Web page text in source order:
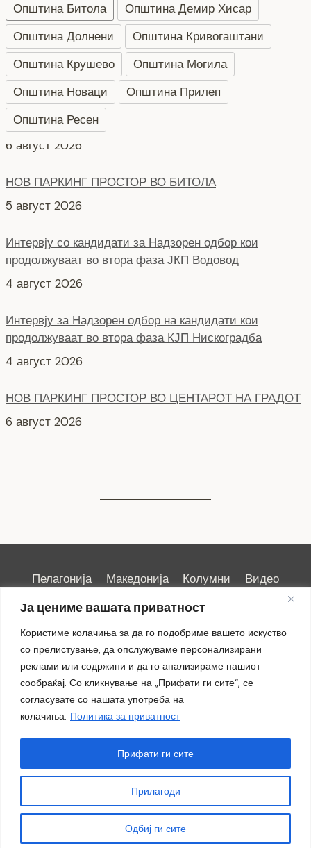
Ја цениме вашата приватност
Користиме колачиња за да го подобриме вашето искуство
со прелистување, да опслужуваме персонализирани
реклами или содржини и да го анализираме нашиот
сообраќај. Со кликнување на „Прифати ги сите“, се
согласувате со нашата употреба на
колачиња. Политика за приватност
Прилагоди
Одбиј ги сите
Прифати ги сите
Општина Битола
Општина Демир Хисар
Општина Долнени
Општина Кривогаштани
Општина Крушево
Општина Могила
Општина Новаци
Општина Прилеп
Општина Ресен
НОВ ПАРКИНГ ПРОСТОР ВО БИТОЛА
5 август 2026
Интервју со кандидати за Надзорен одбор кои
4 август 2026
Интервју за Надзорен одбор на кандидати кои
4 август 2026
НОВ ПАРКИНГ ПРОСТОР ВО ЦЕНТАРОТ НА ГРАДОТ
6 август 2026
СЕ АСФАЛТИРА УЛИЦАТА „КОЗАРА“
Пелагонија Македонија Колумни
Видео
Емисии
Култура Здравје
Занимливости
Спорт
ИРИС
Импресум
© 2018 - 2026 ОТВ